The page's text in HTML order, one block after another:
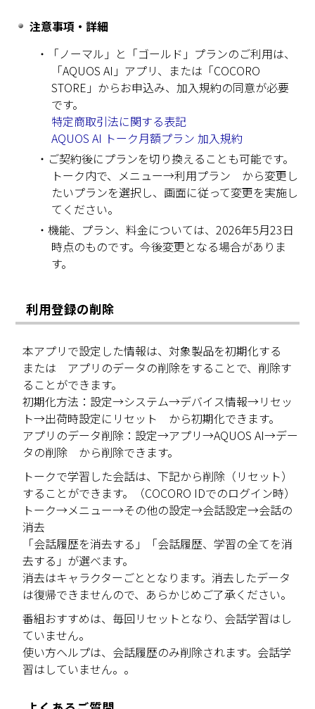
注意事項・詳細
・「ノーマル」と「ゴールド」プランのご利用は、
「AQUOS AI」アプリ、または「COCORO
STORE」からお申込み、加入規約の同意が必要
です。
特定商取引法に関する表記
AQUOS AI トーク月額プラン 加入規約
・ご契約後にプランを切り換えることも可能です。
トーク内で、メニュー→利用プラン から変更し
たいプランを選択し、画面に従って変更を実施し
てください。
・機能、プラン、料金については、2026年5月23日
時点のものです。今後変更となる場合がありま
す。
利用登録の削除
本アプリで設定した情報は、対象製品を初期化する
または アプリのデータの削除をすることで、削除す
ることができます。
初期化方法：設定→システム→デバイス情報→リセッ
ト→出荷時設定にリセット から初期化できます。
アプリのデータ削除：設定→アプリ→AQUOS AI→デー
タの削除 から削除できます。
トークで学習した会話は、下記から削除（リセット）
することができます。（COCORO IDでのログイン時）
トーク→メニュー→その他の設定→会話設定→会話の
消去
「会話履歴を消去する」「会話履歴、学習の全てを消
去する」が選べます。
消去はキャラクターごととなります。消去したデータ
は復帰できませんので、あらかじめご了承ください。
番組おすすめは、毎回リセットとなり、会話学習はし
ていません。
使い方ヘルプは、会話履歴のみ削除されます。会話学
習はしていません。。